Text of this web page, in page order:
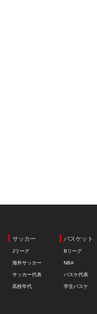
サッカー
Jリーグ
海外サッカー
サッカー代表
高校年代
バスケット
Bリーグ
NBA
バスケ代表
学生バスケ